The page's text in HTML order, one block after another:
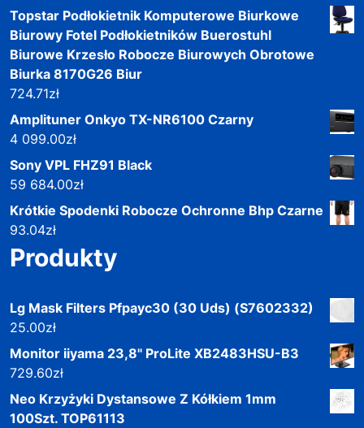
Topstar Podłokietnik Komputerowe Biurkowe
Biurowy Fotel Podłokietników Buerostuhl
Biurowe Krzesło Robocze Biurowych Obrotowe
Biurka 8170G26 Biur
724.71zł
Amplituner Onkyo TX-NR6100 Czarny
4 099.00zł
Sony VPL FHZ91 Black
59 684.00zł
Krótkie Spodenki Robocze Ochronne Bhp Czarne
93.04zł
Produkty
Lg Mask Filters Pfpayc30 (30 Uds) (S7602332)
25.00zł
Monitor iiyama 23,8" ProLite XB2483HSU-B3
729.60zł
Neo Krzyżyki Dystansowe Z Kółkiem 1mm
100Szt. TOP61113